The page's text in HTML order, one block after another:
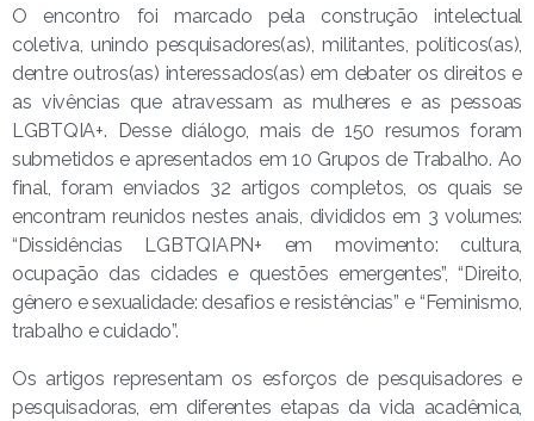
O encontro foi marcado pela construção intelectual
coletiva, unindo pesquisadores(as), militantes, políticos(as),
dentre outros(as) interessados(as) em debater os direitos e
as vivências que atravessam as mulheres e as pessoas
LGBTQIA+. Desse diálogo, mais de 150 resumos foram
submetidos e apresentados em 10 Grupos de Trabalho. Ao
final, foram enviados 32 artigos completos, os quais se
encontram reunidos nestes anais, divididos em 3 volumes:
“Dissidências LGBTQIAPN+ em movimento: cultura,
ocupação das cidades e questões emergentes”, “Direito,
gênero e sexualidade: desafios e resistências” e “Feminismo,
trabalho e cuidado”.
Os artigos representam os esforços de pesquisadores e
pesquisadoras, em diferentes etapas da vida acadêmica,